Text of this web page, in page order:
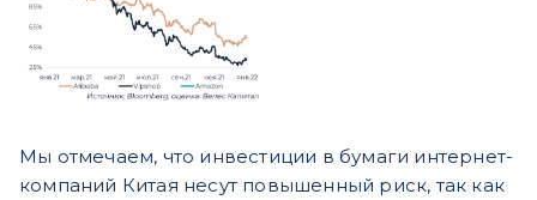
Мы отмечаем, что инвестиции в бумаги интернет-
компаний Китая несут повышенный риск, так как